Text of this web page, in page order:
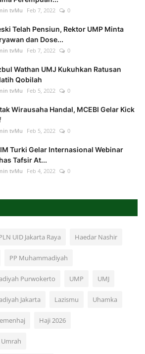
tvMu Feb 7, 2022 0
Telah Pensiun, Rektor UMP Minta
dan Dose...
tvMu Feb 7, 2022 0
Wathan UMJ Kukuhkan Ratusan
Qobilah
tvMu Feb 5, 2022 0
Wirausaha Handal, MCEBI Gelar Kick
tvMu Feb 5, 2022 0
Turki Gelar Internasional Webinar
Tafsir At...
tvMu Feb 4, 2022 0
UID Jakarta Raya Haedar Nashir
PP Muhammadiyah
Purwokerto UMP UMJ
Jakarta Lazismu Uhamka
Haji 2026